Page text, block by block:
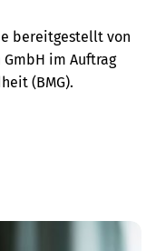
bereitgestellt von
GmbH im Auftrag
(BMG).